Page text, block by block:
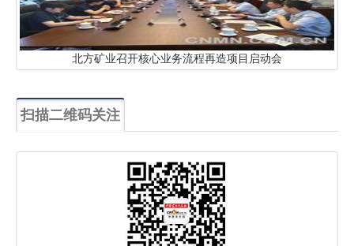
北方矿业召开核心业务流程再造项目启动会
扫描二维码关注